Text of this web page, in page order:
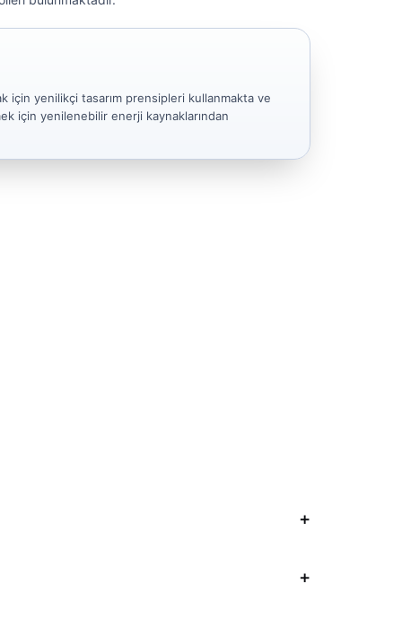
için yenilikçi tasarım prensipleri kullanmakta ve
için yenilenebilir enerji kaynaklarından